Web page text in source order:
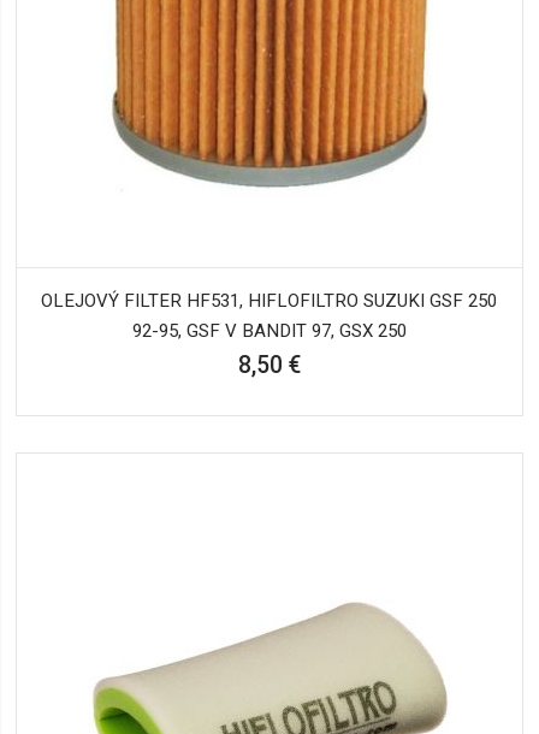
OLEJOVÝ FILTER HF531, HIFLOFILTRO SUZUKI GSF 250
92-95, GSF V BANDIT 97, GSX 250
8,50 €